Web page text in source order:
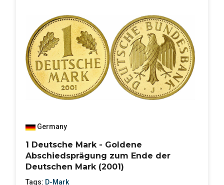
Germany
1 Deutsche Mark - Goldene
Abschiedsprägung zum Ende der
Deutschen Mark (2001)
Tags: D-Mark